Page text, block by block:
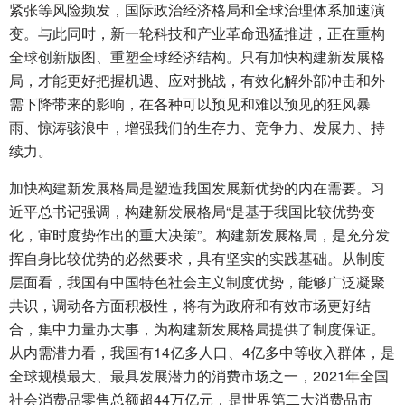
紧张等风险频发，国际政治经济格局和全球治理体系加速演
变。与此同时，新一轮科技和产业革命迅猛推进，正在重构
全球创新版图、重塑全球经济结构。只有加快构建新发展格
局，才能更好把握机遇、应对挑战，有效化解外部冲击和外
需下降带来的影响，在各种可以预见和难以预见的狂风暴
雨、惊涛骇浪中，增强我们的生存力、竞争力、发展力、持
续力。
加快构建新发展格局是塑造我国发展新优势的内在需要。习
近平总书记强调，构建新发展格局“是基于我国比较优势变
化，审时度势作出的重大决策”。构建新发展格局，是充分发
挥自身比较优势的必然要求，具有坚实的实践基础。从制度
层面看，我国有中国特色社会主义制度优势，能够广泛凝聚
共识，调动各方面积极性，将有为政府和有效市场更好结
合，集中力量办大事，为构建新发展格局提供了制度保证。
从内需潜力看，我国有14亿多人口、4亿多中等收入群体，是
全球规模最大、最具发展潜力的消费市场之一，2021年全国
社会消费品零售总额超44万亿元，是世界第二大消费品市